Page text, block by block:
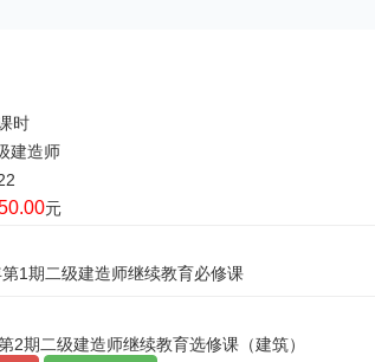
时
建造师
元
1期二级建造师继续教育必修课
2期二级建造师继续教育选修课（建筑）